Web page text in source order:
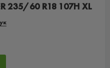
235/60 R18 107H XL